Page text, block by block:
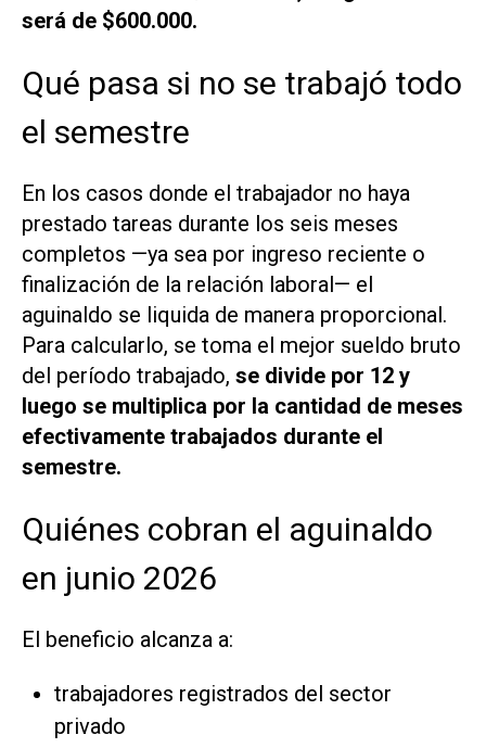
será de $600.000.
Qué pasa si no se trabajó todo
el semestre
En los casos donde el trabajador no haya
prestado tareas durante los seis meses
completos —ya sea por ingreso reciente o
finalización de la relación laboral— el
aguinaldo se liquida de manera proporcional.
Para calcularlo, se toma el mejor sueldo bruto
del período trabajado, se divide por 12 y
luego se multiplica por la cantidad de meses
efectivamente trabajados durante el
semestre.
Quiénes cobran el aguinaldo
en junio 2026
El beneficio alcanza a:
trabajadores registrados del sector
privado